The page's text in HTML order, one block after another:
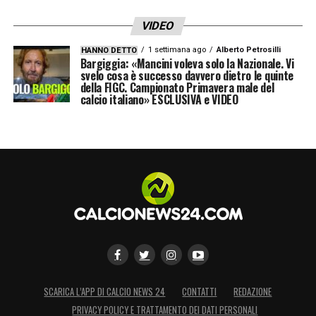
LA PLAYLIST DELLE NOSTRE TOP NEWS
VIDEO
HANNO DETTO 1 settimana ago Alberto Petrosilli
Bargiggia: «Mancini voleva solo la Nazionale. Vi
svelo cosa è successo davvero dietro le quinte
della FIGC. Campionato Primavera male del
calcio italiano» ESCLUSIVA e VIDEO
SCARICA L’APP DI CALCIO NEWS 24 CONTATTI
REDAZIONE
PRIVACY POLICY E TRATTAMENTO DEI DATI PERSONALI